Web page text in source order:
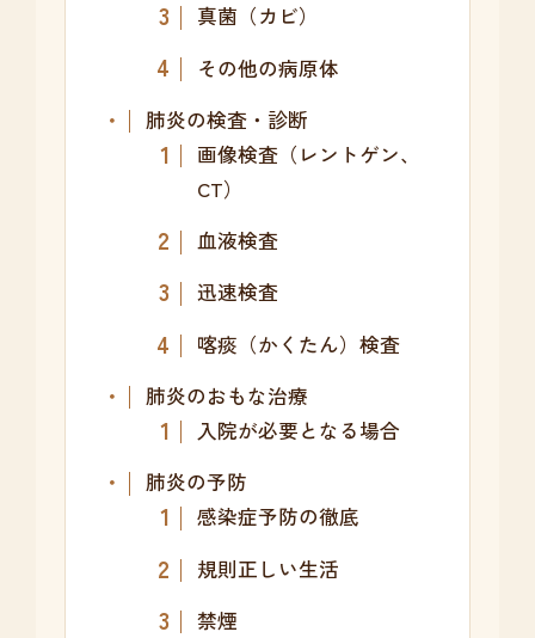
真菌（カビ）
その他の病原体
肺炎の検査・診断
画像検査（レントゲン、
CT）
血液検査
迅速検査
喀痰（かくたん）検査
肺炎のおもな治療
入院が必要となる場合
肺炎の予防
感染症予防の徹底
規則正しい生活
禁煙